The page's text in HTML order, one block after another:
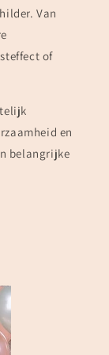
Van
of
en
belangrijke